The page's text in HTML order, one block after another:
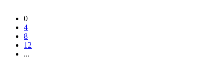
0
4
8
12
...